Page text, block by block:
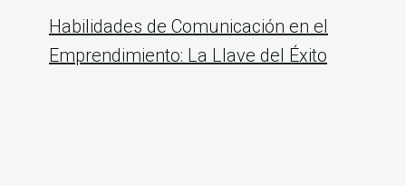
Habilidades de Comunicación en el
Emprendimiento: La Llave del Éxito